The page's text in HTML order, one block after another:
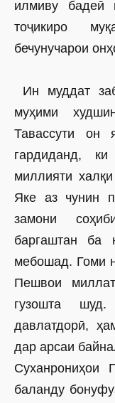
илмиву бадеӣ
тоҷикиро
бечунучарои
Ин муддат
муҳими
Тавассути он
гардиданд,
миллияти
Яке аз чунин
замони
баргаштан ба
мебошад. Гоми
Пешвои
гузошта
давлатдорӣ,
дар арсаи
Суханрониҳои
баланду